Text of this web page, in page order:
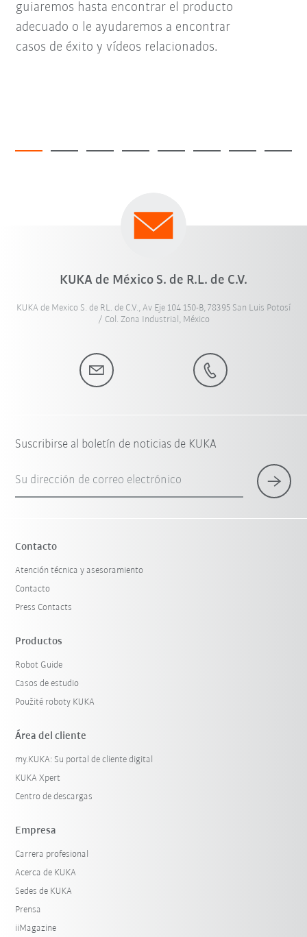
guiaremos hasta encontrar el producto
adecuado o le ayudaremos a encontrar
casos de éxito y vídeos relacionados.
KUKA de México S. de R.L. de C.V.
KUKA de Mexico S. de RL. de C.V., Av Eje 104 150-B, 78395 San Luis Potosí
/ Col. Zona Industrial, México
Suscribirse al boletín de noticias de KUKA
Su dirección de correo electrónico
Contacto
Atención técnica y asesoramiento
Contacto
Press Contacts
Productos
Robot Guide
Casos de estudio
Použité roboty KUKA
Área del cliente
my.KUKA: Su portal de cliente digital
KUKA Xpert
Centro de descargas
Empresa
Carrera profesional
Acerca de KUKA
Sedes de KUKA
Prensa
iiMagazine